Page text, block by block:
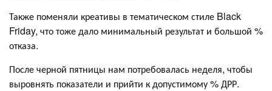
Также поменяли креативы в тематическом стиле Black
Friday, что тоже дало минимальный результат и большой %
отказа.
После черной пятницы нам потребовалась неделя, чтобы
выровнять показатели и прийти к допустимому % ДРР.